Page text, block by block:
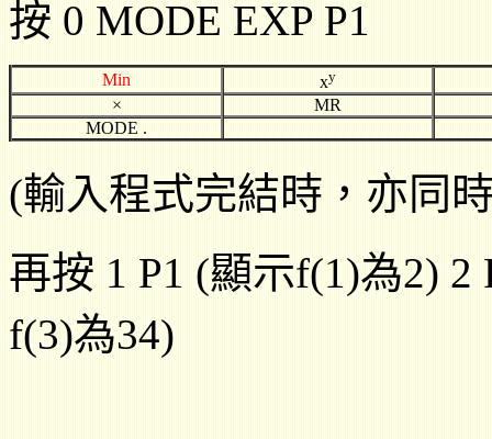
按 0 MODE EXP P1
Min xy
×
MR
MODE .
(輸入程式完結時，亦同
再按 1 P1 (顯示f(1)為2) 2
f(3)為34)